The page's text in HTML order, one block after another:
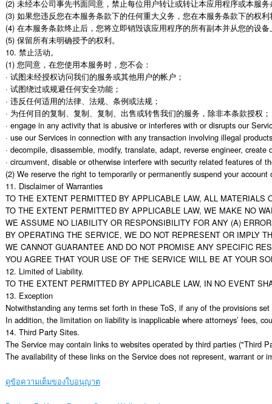
(2) 未经本公司事先书面同意，禁止每位用户转让或转让本应用程序或本服
(3) 如果您违反您在本服务条款下的任何重大义务，您在本服务条款下的权
(4) 在本服务条款终止后，您将立即销毁该应用程序的所有副本并从您的设
(5) 保留所有未明确授予的权利。
10. 禁止活动。
(1) 您同意，在您使用本服务时，您不会：
· 试图未经授权访问我们的服务或其他用户的帐户；
· 试图绕过或规避任何安全功能；
· 违反任何适用的法律、法规、条例或法规；
· 为任何目的复制、复制、复制、出售或转售我们的服务，除非本条款授权；
· engage in any activity that is abusive or interferes with or disrupts our
· use our Services in connection with any transaction involving illegal
· decompile, disassemble, modify, translate, adapt, reverse engineer,
· circumvent, disable or otherwise interfere with security related features
(2) We reserve the right to temporarily or permanently suspend your
11. Disclaimer of Warranties
TO THE EXTENT PERMITTED BY APPLICABLE LAW, ALL
TO THE EXTENT PERMITTED BY APPLICABLE LAW, WE MAKE NO
WE ASSUME NO LIABILITY OR RESPONSIBILITY FOR ANY (A)
BY OPERATING THE SERVICE, WE DO NOT REPRESENT OR IMPLY
WE CANNOT GUARANTEE AND DO NOT PROMISE ANY SPECIFIC
YOU AGREE THAT YOUR USE OF THE SERVICE WILL BE AT YOUR
12. Limited of Liability.
TO THE EXTENT PERMITTED BY APPLICABLE LAW, IN NO EVENT
13. Exception
Notwithstanding any terms set forth in these ToS, if any of the provisions
In addition, the limitation on liability is inapplicable where attorneys’ fees,
14. Third Party Sites.
The Service may contain links to websites operated by third parties ("Third
The availability of these links on the Service does not represent, warrant or
ดูข้อความเต็มของใบอนุญาต